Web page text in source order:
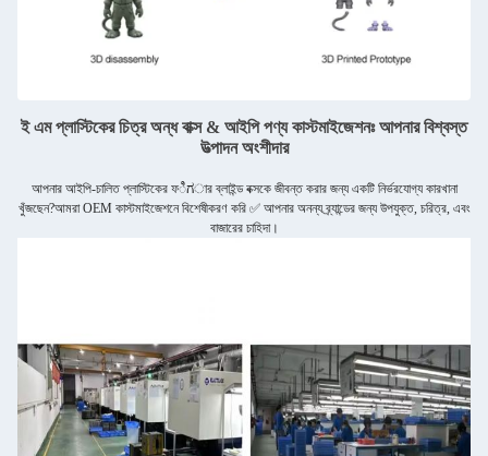
ই এম প্লাস্টিকের চিত্র অন্ধ বাক্স & আইপি পণ্য কাস্টমাইজেশনঃ আপনার বিশ্বস্ত
উত্পাদন অংশীদার
আপনার আইপি-চালিত প্লাস্টিকের ফಿಗার ব্লাইন্ড বক্সকে জীবন্ত করার জন্য একটি নির্ভরযোগ্য কারখানা
খুঁজছেন?আমরা OEM কাস্টমাইজেশনে বিশেষীকরণ করি ✅ আপনার অনন্য ব্র্যান্ডের জন্য উপযুক্ত, চরিত্র, এবং
বাজারের চাহিদা।